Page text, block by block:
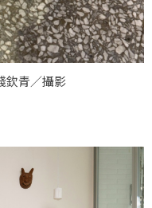
欽青／攝影